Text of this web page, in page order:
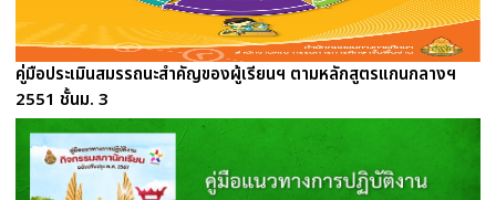
คู่มือประเมินสมรรถนะสำคัญของผู้เรียนฯ ตามหลักสูตรแกนกลางฯ
2551 ชั้นม. 3